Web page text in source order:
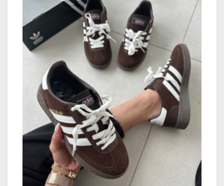
içerisinde kayıtlı telefon numaranıza
iletilmektedir. SMS ile ilegilen kargo takip
numarası ile
https://social.araskargo.com.tr/ adresinden
kargonuzun durumunu takip edebilirsiniz.
Kargoya teslim edilen siparişlerinizin Aras
Kargo aracılığı ile tahmini olarak 1-4 iş günü
içerisinde teslimatı yapılmaktadır. Aras Kargo
teslimat günleri il ve ilçeye göre değişiklik
göstermektedir.
Kargo Teslimat Günleri:
Hafta İçi: 09:00 – 18:30
Cumartesi: 09:00 –14:30
Pazar (Teslimat yapılmamaktadır)